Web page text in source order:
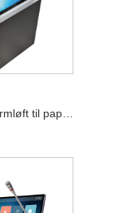
LCD-skærmløft til papirløst konferencesystem